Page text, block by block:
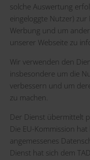
solche Auswertung
eingeloggte Nutzer)
Werbung und um
unserer Webseite zu
Wir verwenden den
insbesondere um die
verbessern und um
zu machen.
Der Dienst übermittelt
Die EU-Kommission
angemessenes
Dienst hat sich dem